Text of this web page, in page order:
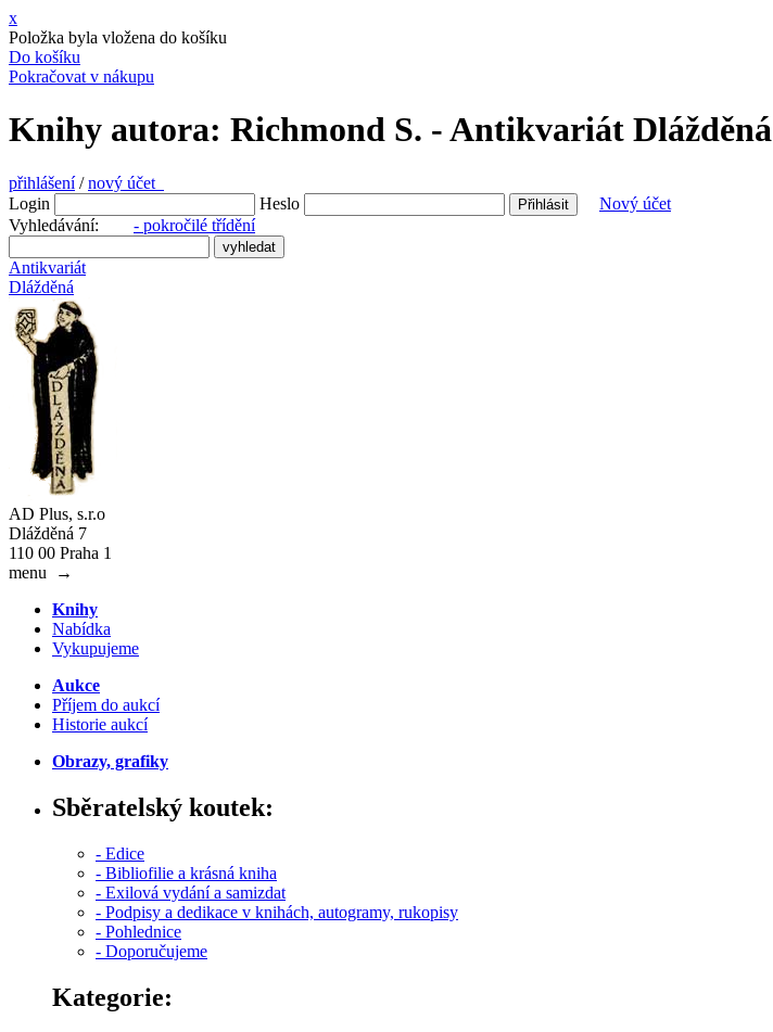
x
Položka byla vložena do košíku
Do košíku
Pokračovat v nákupu
Knihy autora: Richmond S. - Antikvariát Dlážděná
přihlášení/nový účet
Login
Heslo
Nový účet
Vyhledávání: - pokročilé třídění
Antikvariát
Dlážděná
AD Plus, s.r.o
Dlážděná 7
110 00 Praha 1
menu
→
Knihy
Nabídka
Vykupujeme
Aukce
Příjem do aukcí
Historie aukcí
Obrazy, grafiky
Sběratelský koutek:
- Edice
- Bibliofilie a krásná kniha
- Exilová vydání a samizdat
- Podpisy a dedikace v knihách, autogramy, rukopisy
- Pohlednice
- Doporučujeme
Kategorie: